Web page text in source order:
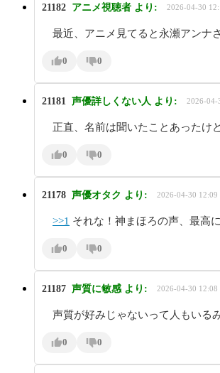
21182 アニメ視聴者 より: 2026-04-30
最近、アニメ見てると永瀬アンナ
0 0
21181 声優詳しくない人 より: 2026-04-
正直、名前は聞いたことあったけ
0 0
21178 声優オタク より: 2026-04-30 12:09
>>1 それな！神まほろの声、最高
0 0
21187 声質に敏感 より: 2026-04-30 12:08
声質が好みじゃないって人もいる
0 0